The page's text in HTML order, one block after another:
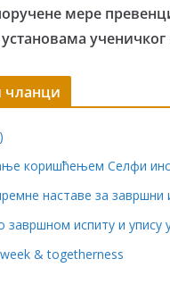
мере
ученичког
коришћењем Селфи
наставе за завршни
испиту и упису
& togetherness